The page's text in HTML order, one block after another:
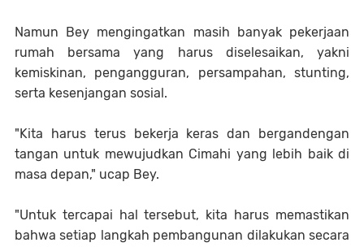
Namun Bey mengingatkan masih banyak pekerjaan
rumah bersama yang harus diselesaikan, yakni
kemiskinan, pengangguran, persampahan, stunting,
serta kesenjangan sosial.
"Kita harus terus bekerja keras dan bergandengan
tangan untuk mewujudkan Cimahi yang lebih baik di
masa depan," ucap Bey.
"Untuk tercapai hal tersebut, kita harus memastikan
bahwa setiap langkah pembangunan dilakukan secara